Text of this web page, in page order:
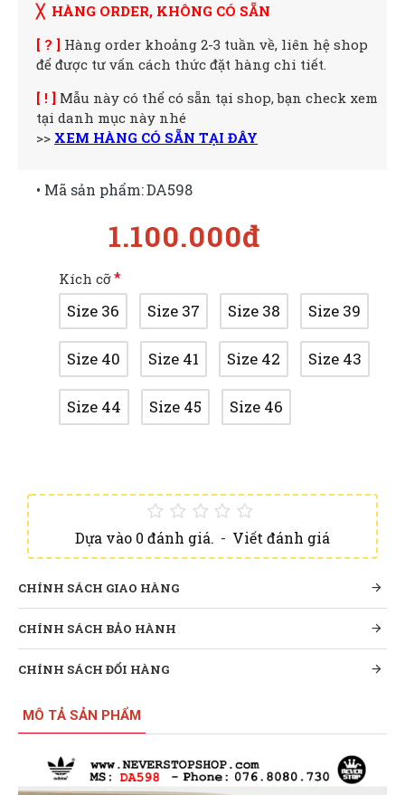
╳ HÀNG ORDER, KHÔNG CÓ SẴN
[ ? ] Hàng order khoảng 2-3 tuần về, liên hệ shop
để được tư vấn cách thức đặt hàng chi tiết.
[ ! ] Mẫu này có thể có sẵn tại shop, bạn check xem
tại danh mục này nhé
>> XEM HÀNG CÓ SẴN TẠI ĐÂY
Dựa vào 0 đánh giá. - Viết đánh giá
1.100.000đ
• Mã sản phẩm:DA598
Kích cỡ
Size 36 Size 37 Size 38 Size 39
Size 40 Size 41 Size 42 Size 43
Size 44 Size 45 Size 46
CHÍNH SÁCH GIAO HÀNG
CHÍNH SÁCH BẢO HÀNH
CHÍNH SÁCH ĐỔI HÀNG
MÔ TẢ SẢN PHẨM